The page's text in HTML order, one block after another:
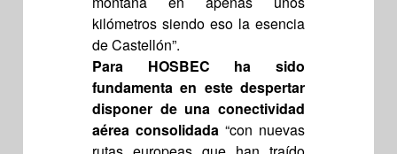
kilómetros siendo eso la esencia
de Castellón”.
Para HOSBEC ha sido
fundamenta en este despertar
disponer de una conectividad
aérea consolidada “con nuevas